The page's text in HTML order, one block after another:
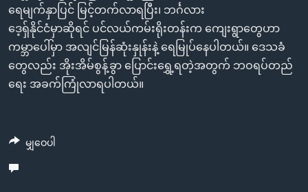
ရန်
နေရာ
သို့
ကျော်
ရန်
ရေမျက်နှာပြင် မြင့်တက်လာရပြီး၊ ဘင်္ဂလား
ဒေ့ရှ်နိုင်ငံမှာဆိုရင် ပင်လယ်ကမ်းရိုးတန်းက ကျေးရွာတွေဟာ
ကမ္ဘာပေါ်မှာ အလျင်မြန်ဆုံးနှုန်းနဲ့ ရေမြုပ်နေပါတယ်။ ဒေသခံ
တွေလည်း အိုးအိမ်စွန့်ခွာ ပြောင်းရွှေ့ရတဲ့အတွက် ဘဝရပ်တည်
ရေး အခက်ကြုံလာရပါတယ်။
မျှဝေပါ